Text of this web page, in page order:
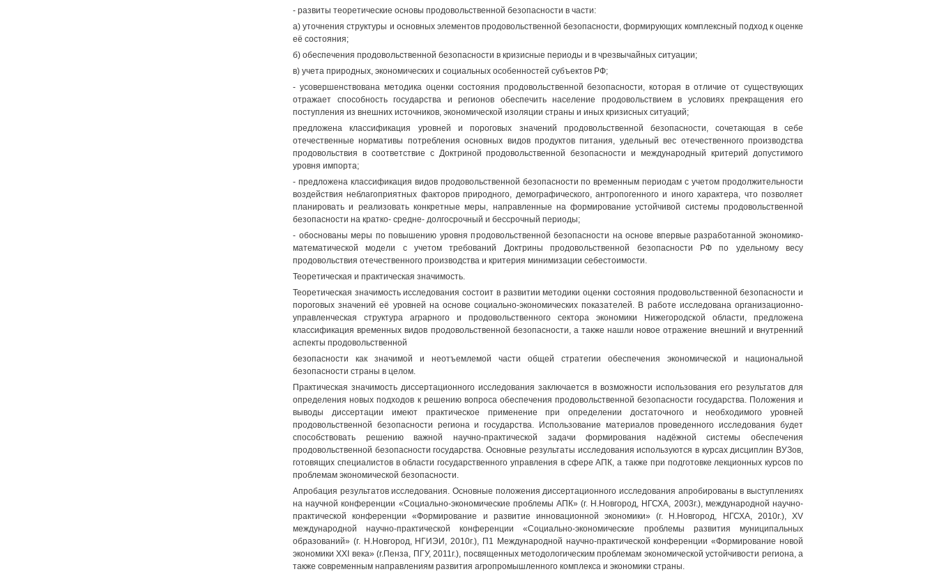
- развиты теоретические основы продовольственной безопасности в части:
а) уточнения структуры и основных элементов продовольственной безопасности, формирующих комплексный подход к оценке
её состояния;
б) обеспечения продовольственной безопасности в кризисные периоды и в чрезвычайных ситуации;
в) учета природных, экономических и социальных особенностей субъектов РФ;
- усовершенствована методика оценки состояния продовольственной безопасности, которая в отличие от существующих
отражает способность государства и регионов обеспечить население продовольствием в условиях прекращения его
поступления из внешних источников, экономической изоляции страны и иных кризисных ситуаций;
предложена классификация уровней и пороговых значений продовольственной безопасности, сочетающая в себе
отечественные нормативы потребления основных видов продуктов питания, удельный вес отечественного производства
продовольствия в соответствие с Доктриной продовольственной безопасности и международный критерий допустимого
уровня импорта;
- предложена классификация видов продовольственной безопасности по временным периодам с учетом продолжительности
воздействия неблагоприятных факторов природного, демографического, антропогенного и иного характера, что позволяет
планировать и реализовать конкретные меры, направленные на формирование устойчивой системы продовольственной
безопасности на кратко- средне- долгосрочный и бессрочный периоды;
- обоснованы меры по повышению уровня продовольственной безопасности на основе впервые разработанной экономико-
математической модели с учетом требований Доктрины продовольственной безопасности РФ по удельному весу
продовольствия отечественного производства и критерия минимизации себестоимости.
Теоретическая и практическая значимость.
Теоретическая значимость исследования состоит в развитии методики оценки состояния продовольственной безопасности и
пороговых значений её уровней на основе социально-экономических показателей. В работе исследована организационно-
управленческая структура аграрного и продовольственного сектора экономики Нижегородской области, предложена
классификация временных видов продовольственной безопасности, а также нашли новое отражение внешний и внутренний
аспекты продовольственной
безопасности как значимой и неотъемлемой части общей стратегии обеспечения экономической и национальной
безопасности страны в целом.
Практическая значимость диссертационного исследования заключается в возможности использования его результатов для
определения новых подходов к решению вопроса обеспечения продовольственной безопасности государства. Положения и
выводы диссертации имеют практическое применение при определении достаточного и необходимого уровней
продовольственной безопасности региона и государства. Использование материалов проведенного исследования будет
способствовать решению важной научно-практической задачи формирования надёжной системы обеспечения
продовольственной безопасности государства. Основные результаты исследования используются в курсах дисциплин ВУЗов,
готовящих специалистов в области государственного управления в сфере АПК, а также при подготовке лекционных курсов по
проблемам экономической безопасности.
Апробация результатов исследования. Основные положения диссертационного исследования апробированы в выступлениях
на научной конференции «Социально-экономические проблемы АПК» (г. Н.Новгород, НГСХА, 2003г.), международной научно-
практической конференции «Формирование и развитие инновационной экономики» (г. Н.Новгород, НГСХА, 2010г.), XV
международной научно-практической конференции «Социально-экономические проблемы развития муниципальных
образований» (г. Н.Новгород, НГИЭИ, 2010г.), П1 Международной научно-практической конференции «Формирование новой
экономики XXI века» (г.Пенза, ПГУ, 2011г.), посвященных методологическим проблемам экономической устойчивости региона, а
также современным направлениям развития агропромышленного комплекса и экономики страны.